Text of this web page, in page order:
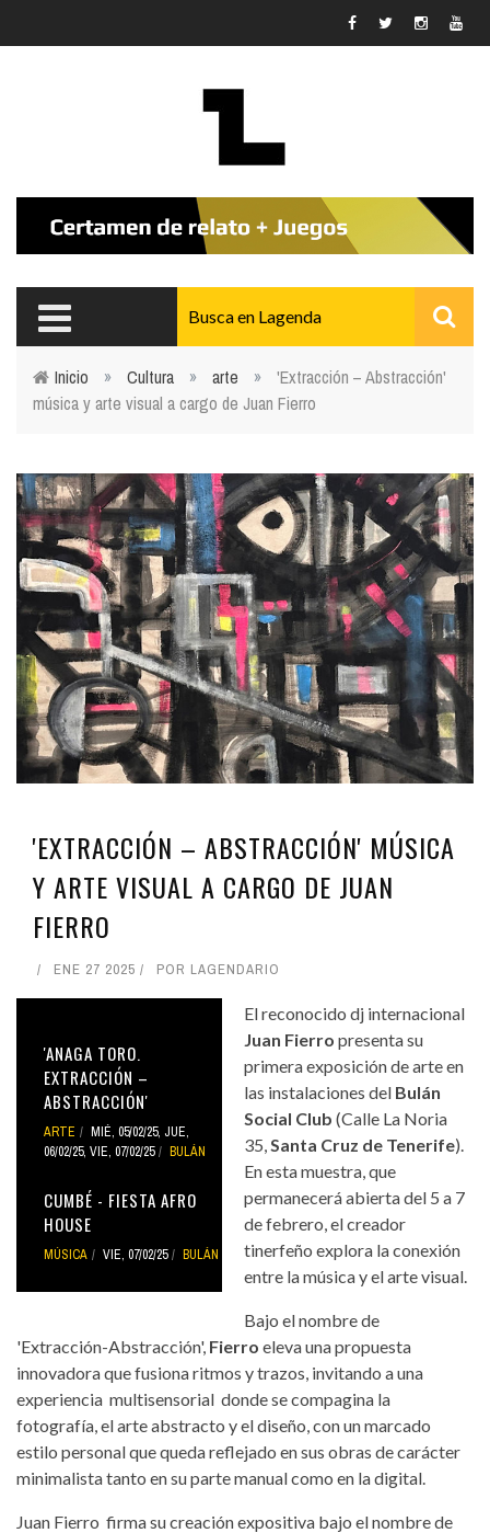
Usted está aquí
Inicio » Cultura » arte »
'Extracción – Abstracción'
música y arte visual a cargo de Juan Fierro
'EXTRACCIÓN – ABSTRACCIÓN' MÚSICA
Y ARTE VISUAL A CARGO DE JUAN
FIERRO
ENE 27 2025 POR LAGENDARIO
'ANAGA TORO.
EXTRACCIÓN –
ABSTRACCIÓN'
ARTE MIÉ, 05/02/25, JUE,
06/02/25, VIE, 07/02/25 BULÁN
CUMBÉ - FIESTA AFRO
HOUSE
MÚSICA VIE, 07/02/25 BULÁN
El reconocido dj internacional
Juan Fierropresenta su
primera exposición de arte en
las instalaciones del Bulán
Social Club (Calle La Noria
35,Santa Cruz de Tenerife).
En esta muestra, que
permanecerá abierta del 5 a 7
de febrero, el creador
tinerfeño explora la conexión
entre la música y el arte visual.
Bajo el nombre de
'Extracción-Abstracción', Fierro eleva una propuesta
innovadora que fusiona ritmos y trazos, invitando a una
experiencia multisensorial donde se compagina la
fotografía, el arte abstracto y el diseño, con un marcado
estilo personal que queda reflejado en sus obras de carácter
minimalista tanto en su parte manual como en la digital.
Juan Fierro firma su creación expositiva bajo el nombre de